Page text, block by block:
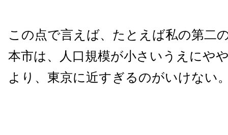
この点で言えば、たとえば私の第二
本市は、人口規模が小さいうえにや
より、東京に近すぎるのがいけない